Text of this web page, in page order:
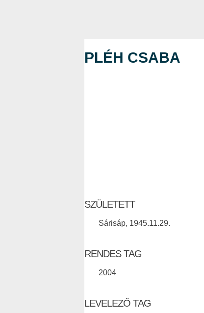
PLÉH CSABA
SZÜLETETT
Sárisáp, 1945.11.29.
RENDES TAG
2004
LEVELEZŐ TAG